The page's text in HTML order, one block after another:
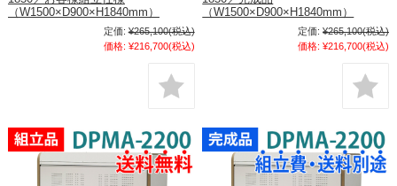
（W1500×D900×H1840mm）
定価: ¥265,100(税込)
価格: ¥216,700(税込)
（W1500×D900×H1840mm）
定価: ¥265,100(税込)
価格: ¥216,700(税込)